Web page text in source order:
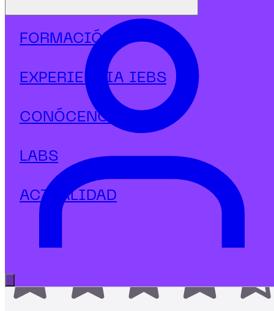
FORMACIÓN
EXPERIENCIA IEBS
CONÓCENOS
LABS
ACTUALIDAD
Postgrado en Industria 4.0
Robótica RPA IoT & AI
El Postgrado de Industria 4.0 más completo con
Robótica RPA IoT y AI